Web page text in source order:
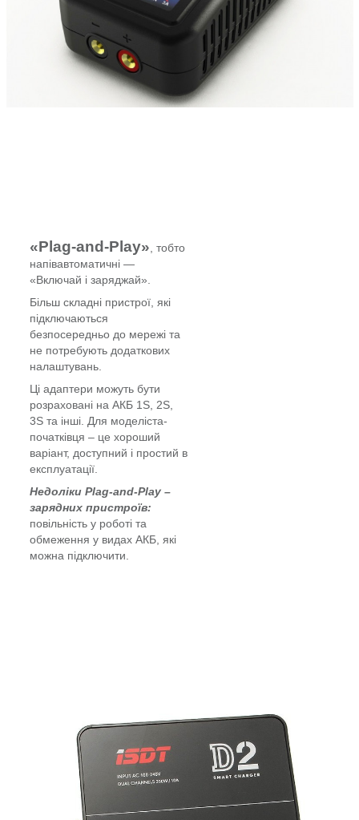
«Plag-and-Play» , тобто
напівавтоматичні —
«Включай і заряджай».
Більш складні пристрої, які
підключаються
безпосередньо до мережі та
не потребують додаткових
налаштувань.
Ці адаптери можуть бути
розраховані на АКБ 1S, 2S,
3S та інші. Для моделіста-
початківця – це хороший
варіант, доступний і простий в
експлуатації.
Недоліки Plag-and-Play –
зарядних пристроїв:
повільність у роботі та
обмеження у видах АКБ, які
можна підключити.